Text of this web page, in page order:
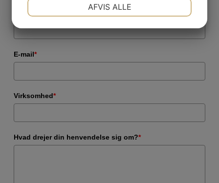
Telefonnummer
E-mail*
Virksomhed*
Hvad drejer din henvendelse sig om?*
MARKETING STATISTIK
AFVIS ALLE